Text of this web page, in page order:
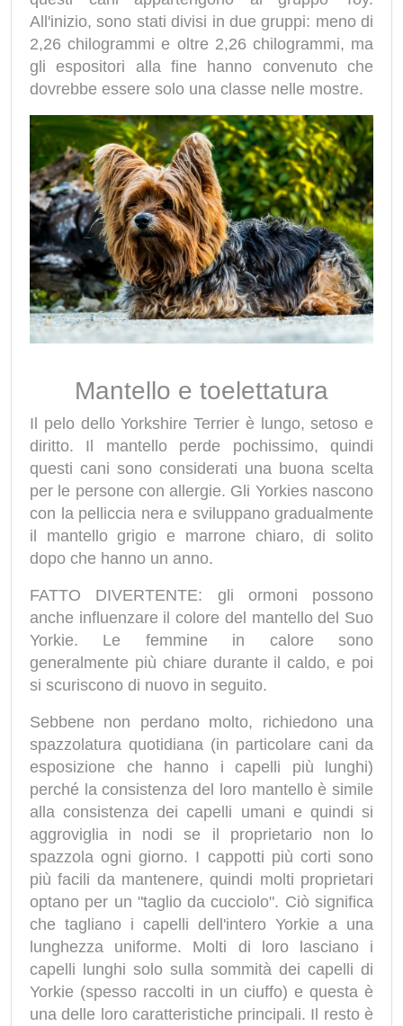
All'inizio, sono stati divisi in due gruppi: meno di
2,26 chilogrammi e oltre 2,26 chilogrammi, ma
gli espositori alla fine hanno convenuto che
dovrebbe essere solo una classe nelle mostre.
Mantello e toelettatura
Il pelo dello Yorkshire Terrier è lungo, setoso e
diritto. Il mantello perde pochissimo, quindi
questi cani sono considerati una buona scelta
per le persone con allergie. Gli Yorkies nascono
con la pelliccia nera e sviluppano gradualmente
il mantello grigio e marrone chiaro, di solito
dopo che hanno un anno.
FATTO DIVERTENTE: gli ormoni possono
anche influenzare il colore del mantello del Suo
Yorkie. Le femmine in calore sono
generalmente più chiare durante il caldo, e poi
si scuriscono di nuovo in seguito.
Sebbene non perdano molto, richiedono una
spazzolatura quotidiana (in particolare cani da
esposizione che hanno i capelli più lunghi)
perché la consistenza del loro mantello è simile
alla consistenza dei capelli umani e quindi si
aggroviglia in nodi se il proprietario non lo
spazzola ogni giorno. I cappotti più corti sono
più facili da mantenere, quindi molti proprietari
optano per un "taglio da cucciolo". Ciò significa
che tagliano i capelli dell'intero Yorkie a una
lunghezza uniforme. Molti di loro lasciano i
capelli lunghi solo sulla sommità dei capelli di
Yorkie (spesso raccolti in un ciuffo) e questa è
una delle loro caratteristiche principali. Il resto è